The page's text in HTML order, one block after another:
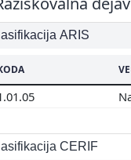
ARIS
CERIF